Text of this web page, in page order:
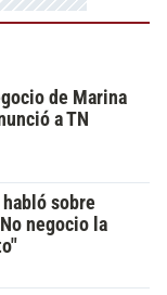
de Marina
a TN
habló sobre
negocio la